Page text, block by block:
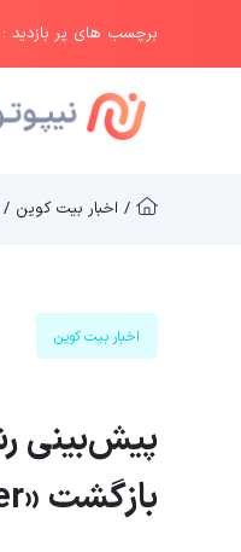
برچسب های پر بازدید :
/ اخبار بیت کوین /
اخبار بیت کوین
بازگشت «Uptober» می‌گویند